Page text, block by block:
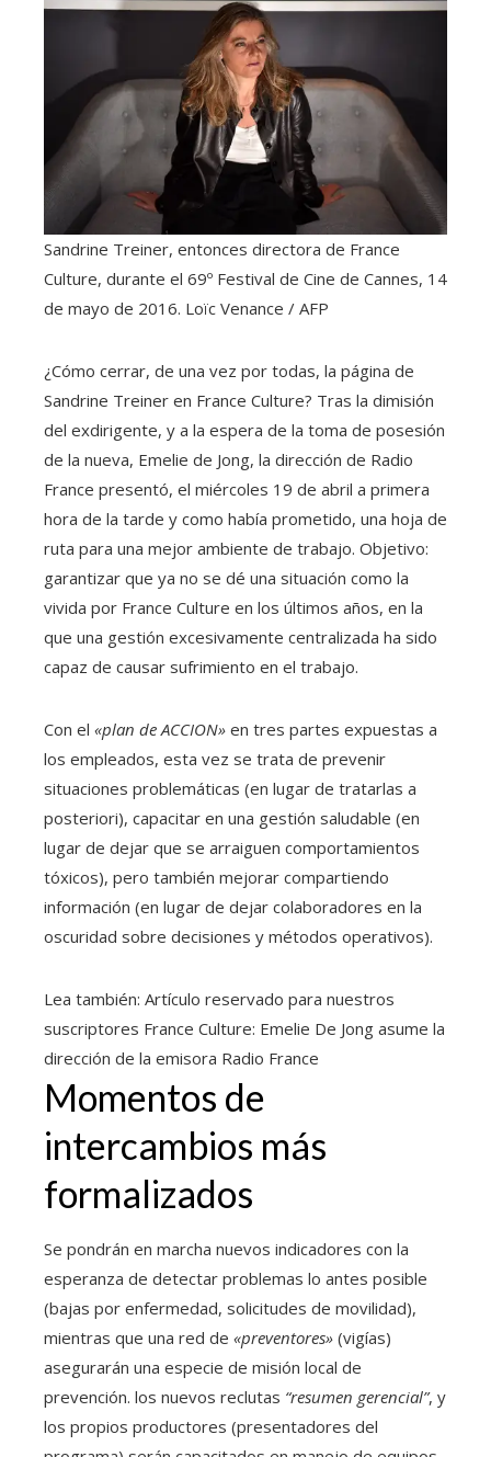
Sandrine Treiner, entonces directora de France
Culture, durante el 69º Festival de Cine de Cannes, 14
de mayo de 2016. Loïc Venance / AFP
¿Cómo cerrar, de una vez por todas, la página de
Sandrine Treiner en France Culture? Tras la dimisión
del exdirigente, y a la espera de la toma de posesión
de la nueva, Emelie de Jong, la dirección de Radio
France presentó, el miércoles 19 de abril a primera
hora de la tarde y como había prometido, una hoja de
ruta para una mejor ambiente de trabajo. Objetivo:
garantizar que ya no se dé una situación como la
vivida por France Culture en los últimos años, en la
que una gestión excesivamente centralizada ha sido
capaz de causar sufrimiento en el trabajo.
Con el «plan de ACCION» en tres partes expuestas a
los empleados, esta vez se trata de prevenir
situaciones problemáticas (en lugar de tratarlas a
posteriori), capacitar en una gestión saludable (en
lugar de dejar que se arraiguen comportamientos
tóxicos), pero también mejorar compartiendo
información (en lugar de dejar colaboradores en la
oscuridad sobre decisiones y métodos operativos).
Lea también: Artículo reservado para nuestros
suscriptores France Culture: Emelie De Jong asume la
dirección de la emisora ​​Radio France
Momentos de
intercambios más
formalizados
Se pondrán en marcha nuevos indicadores con la
esperanza de detectar problemas lo antes posible
(bajas por enfermedad, solicitudes de movilidad),
mientras que una red de «preventores» (vigías)
asegurarán una especie de misión local de
prevención. los nuevos reclutas “resumen gerencial”, y
los propios productores (presentadores del